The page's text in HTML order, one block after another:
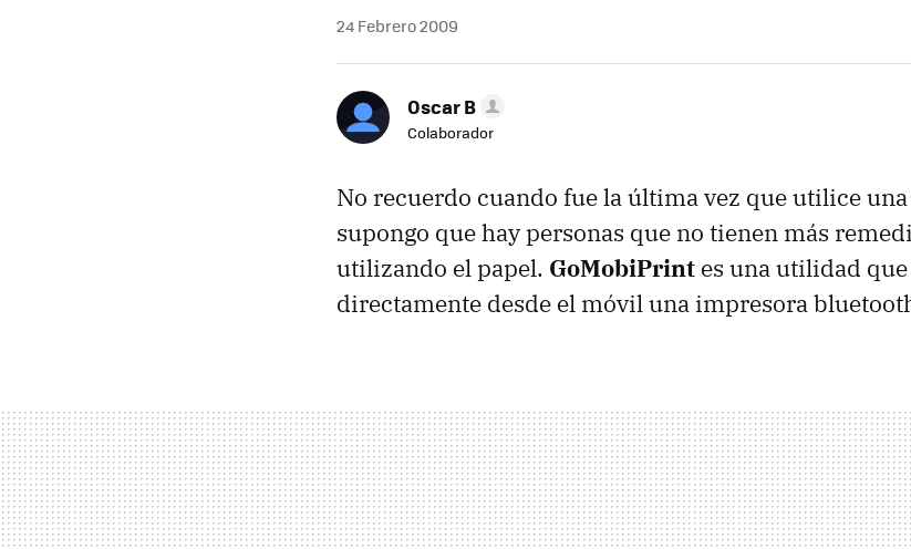
24 Febrero 2009
Oscar B
Colaborador
No recuerdo cuando fue la última vez que utilice
supongo que hay personas que no tienen más
utilizando el papel. GoMobiPrint es una utilidad
directamente desde el móvil una impresora